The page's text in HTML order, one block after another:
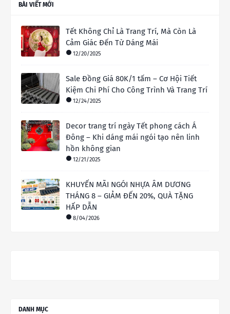
BÀI VIẾT MỚI
Tết Không Chỉ Là Trang Trí, Mà Còn Là
Cảm Giác Đến Từ Dáng Mái
12/20/2025
Sale Đồng Giá 80K/1 tấm – Cơ Hội Tiết
Kiệm Chi Phí Cho Công Trình Và Trang Trí
12/24/2025
Decor trang trí ngày Tết phong cách Á
Đông – Khi dáng mái ngói tạo nên linh
hồn không gian
12/21/2025
KHUYẾN MÃI NGÓI NHỰA ÂM DƯƠNG
THÁNG 8 – GIẢM ĐẾN 20%, QUÀ TẶNG
HẤP DẪN
8/04/2026
DANH MỤC